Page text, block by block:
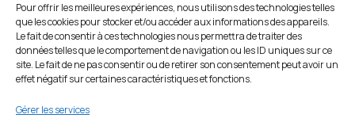
Pour offrir les meilleures expériences, nous utilisons des technologies telles
que les cookies pour stocker et/ou accéder aux informations des appareils.
Le fait de consentir à ces technologies nous permettra de traiter des
données telles que le comportement de navigation ou les ID uniques sur ce
site. Le fait de ne pas consentir ou de retirer son consentement peut avoir un
effet négatif sur certaines caractéristiques et fonctions.
Gérer les services
Conditions